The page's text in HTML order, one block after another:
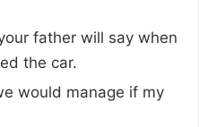
father will say when
the car.
would manage if my